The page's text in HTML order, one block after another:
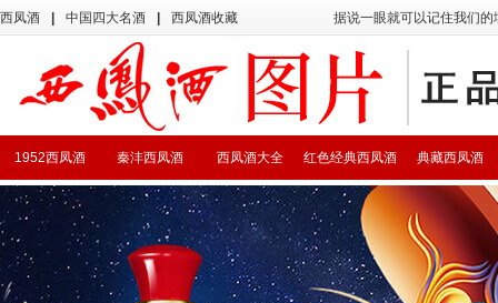
西凤酒 中国四大名酒 西凤酒收藏 据说一眼就可以记住我们
典藏西凤酒
红色经典西凤酒
西凤酒大全
秦沣西凤酒
1952西凤酒